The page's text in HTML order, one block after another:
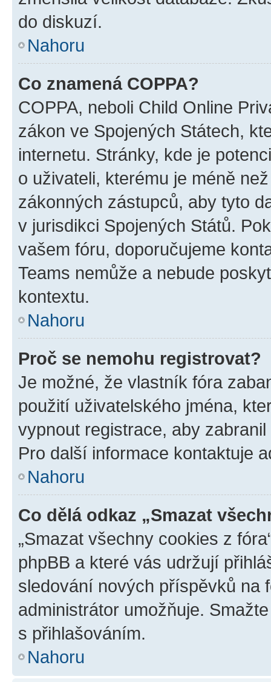
do diskuzí.
Nahoru
Co znamená COPPA?
COPPA, neboli Child Online
zákon ve Spojených Státech,
internetu. Stránky, kde je
o uživateli, kterému je méně
zákonných zástupců, aby tyto
v jurisdikci Spojených Států.
vašem fóru, doporučujeme
Teams nemůže a nebude
kontextu.
Nahoru
Proč se nemohu registrovat?
Je možné, že vlastník fóra
použití uživatelského jména,
vypnout registrace, aby
Pro další informace kontaktuje
Nahoru
Co dělá odkaz „Smazat
„Smazat všechny cookies z
phpBB a které vás udržují
sledování nových příspěvků na
administrátor umožňuje.
s přihlašováním.
Nahoru